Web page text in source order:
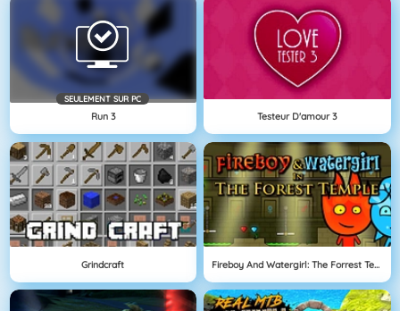
SEULEMENT SUR PC
Run 3 Testeur D'amour 3
Grindcraft Fireboy And Watergirl: The Forrest Temple